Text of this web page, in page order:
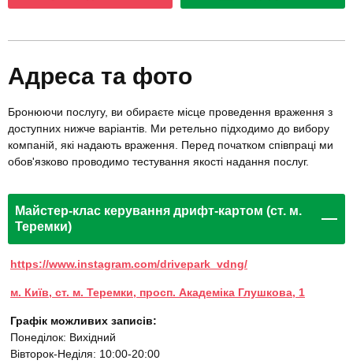
Адреса та фото
Бронюючи послугу, ви обираєте місце проведення враження з
доступних нижче варіантів. Ми ретельно підходимо до вибору
компаній, які надають враження. Перед початком співпраці ми
обов'язково проводимо тестування якості надання послуг.
Майстер-клас керування дрифт-картом (ст. м.
Теремки)
https://www.instagram.com/drivepark_vdng/
м. Київ, ст. м. Теремки, просп. Академіка Глушкова, 1
Графік можливих записів:
Понеділок: Вихідний
Вівторок-Неділя: 10:00-20:00